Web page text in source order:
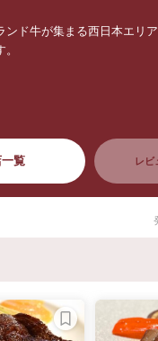
ンド牛が集まる西日本エリ
覧 レビ